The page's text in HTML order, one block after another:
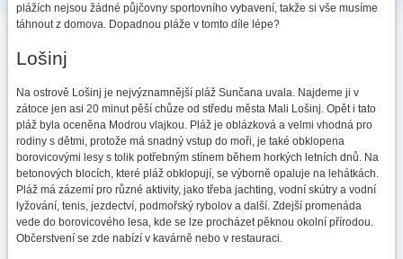
plážích nejsou žádné půjčovny sportovního vybavení, takže si vše musíme
táhnout z domova. Dopadnou pláže v tomto díle lépe?
Lošinj
Na ostrově Lošinj je nejvýznamnější pláž Sunčana uvala. Najdeme ji v
zátoce jen asi 20 minut pěší chůze od středu města Mali Lošinj. Opět i tato
pláž byla oceněna Modrou vlajkou. Pláž je oblázková a velmi vhodná pro
rodiny s dětmi, protože má snadný vstup do moři, je také obklopena
borovicovými lesy s tolik potřebným stínem během horkých letních dnů. Na
betonových blocích, které pláž obklopují, se výborně opaluje na lehátkách.
Pláž má zázemí pro různé aktivity, jako třeba jachting, vodní skútry a vodní
lyžování, tenis, jezdectví, podmořský rybolov a další. Zdejší promenáda
vede do borovicového lesa, kde se lze procházet pěknou okolní přírodou.
Občerstvení se zde nabízí v kavárně nebo v restauraci.